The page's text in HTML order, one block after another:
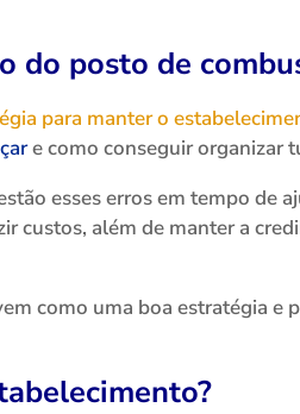
do posto de
para manter o
e como conseguir organizar
esses erros em tempo de
custos, além de manter a
como uma boa estratégia e